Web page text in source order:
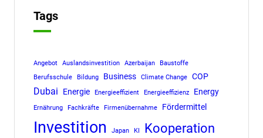
Tags
Angebot Auslandsinvestition Azerbaijan
Baustoffe
Berufsschule
Bildung Business Climate Change COP
Dubai Energie Energieeffizient Energieeffizienz Energy
Ernährung Fachkräfte Firmenübernahme Fördermittel
Investition Japan KI Kooperation